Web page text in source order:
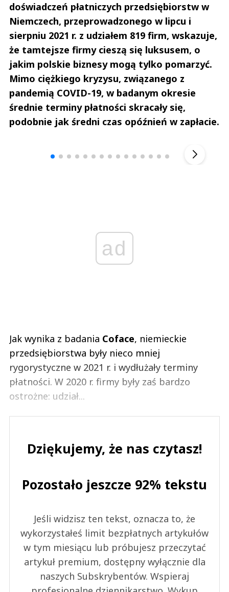
doświadczeń płatniczych przedsiębiorstw w
Niemczech, przeprowadzonego w lipcu i
sierpniu 2021 r. z udziałem 819 firm, wskazuje,
że tamtejsze firmy cieszą się luksusem, o
jakim polskie biznesy mogą tylko pomarzyć.
Mimo ciężkiego kryzysu, związanego z
pandemią COVID-19, w badanym okresie
średnie terminy płatności skracały się,
podobnie jak średni czas opóźnień w zapłacie.
ad
Jak wynika z badania Coface, niemieckie
przedsiębiorstwa były nieco mniej
rygorystyczne w 2021 r. i wydłużały terminy
płatności. W 2020 r. firmy były zaś bardzo
ostrożne: udział...
Dziękujemy, że nas czytasz!
Pozostało jeszcze 92% tekstu
Jeśli widzisz ten tekst, oznacza to, że
wykorzystałeś limit bezpłatnych artykułów
w tym miesiącu lub próbujesz przeczytać
artykuł premium, dostępny wyłącznie dla
naszych Subskrybentów. Wspieraj